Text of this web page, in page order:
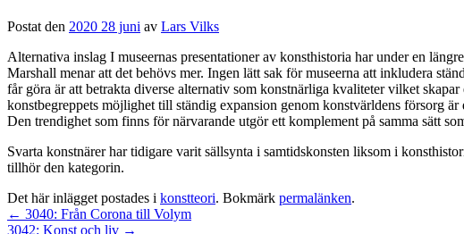
Postat den 2020 28 juni av Lars Vilks
Alternativa inslag I museernas presentationer av konsthistoria har under en
Marshall menar att det behövs mer. Ingen lätt sak för museerna att inkludera
får göra är att betrakta diverse alternativ som konstnärliga kvaliteter vilket
konstbegreppets möjlighet till ständig expansion genom konstvärldens försorg
Den trendighet som finns för närvarande utgör ett komplement på samma sätt
Svarta konstnärer har tidigare varit sällsynta i samtidskonsten liksom i
tillhör den kategorin.
Det här inlägget postades i konstteori. Bokmärk permalänken.
← 3040: Från Corona till Volym
3042: Konst och liv →